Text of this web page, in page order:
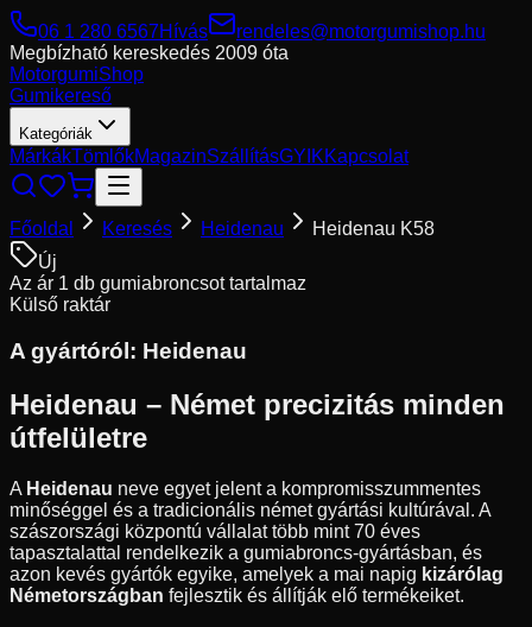
06 1 280 6567Hívás
rendeles@motorgumishop.hu
Megbízható kereskedés 2009 óta
MotorgumiShop
Gumikereső
Kategóriák
MárkákTömlőkMagazinSzállításGYIKKapcsolat
Főoldal Keresés Heidenau
Heidenau K58
Új
Az ár 1 db gumiabroncsot tartalmaz
Külső raktár
A gyártóról: Heidenau
Heidenau – Német precizitás minden
útfelületre
A Heidenau neve egyet jelent a kompromisszummentes
minőséggel és a tradicionális német gyártási kultúrával. A
szászországi központú vállalat több mint 70 éves
tapasztalattal rendelkezik a gumiabroncs-gyártásban, és
azon kevés gyártók egyike, amelyek a mai napig kizárólag
Németországban fejlesztik és állítják elő termékeiket.